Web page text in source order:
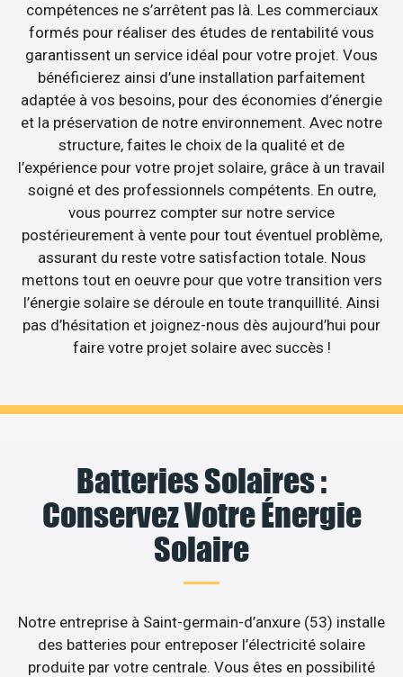
compétences ne s’arrêtent pas là. Les commerciaux
formés pour réaliser des études de rentabilité vous
garantissent un service idéal pour votre projet. Vous
bénéficierez ainsi d’une installation parfaitement
adaptée à vos besoins, pour des économies d’énergie
et la préservation de notre environnement. Avec notre
structure, faites le choix de la qualité et de
l’expérience pour votre projet solaire, grâce à un travail
soigné et des professionnels compétents. En outre,
vous pourrez compter sur notre service
postérieurement à vente pour tout éventuel problème,
assurant du reste votre satisfaction totale. Nous
mettons tout en oeuvre pour que votre transition vers
l’énergie solaire se déroule en toute tranquillité. Ainsi
pas d’hésitation et joignez-nous dès aujourd’hui pour
faire votre projet solaire avec succès !
Batteries Solaires :
Conservez Votre Énergie
Solaire
Notre entreprise à Saint-germain-d’anxure (53) installe
des batteries pour entreposer l’électricité solaire
produite par votre centrale. Vous êtes en possibilité